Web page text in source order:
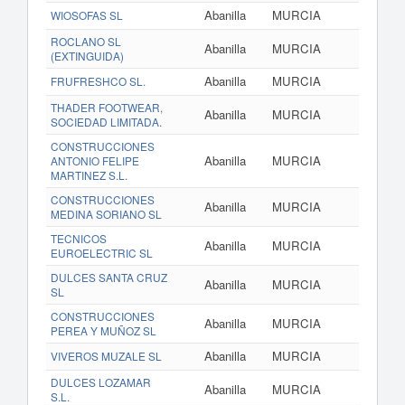
WIOSOFAS SL Abanilla MURCIA
ROCLANO SL
(EXTINGUIDA)
Abanilla MURCIA
FRUFRESHCO SL. Abanilla MURCIA
THADER FOOTWEAR,
SOCIEDAD LIMITADA.
Abanilla MURCIA
CONSTRUCCIONES
ANTONIO FELIPE
MARTINEZ S.L.
Abanilla MURCIA
CONSTRUCCIONES
MEDINA SORIANO SL
Abanilla MURCIA
TECNICOS
EUROELECTRIC SL
Abanilla MURCIA
DULCES SANTA CRUZ
SL
Abanilla MURCIA
CONSTRUCCIONES
PEREA Y MUÑOZ SL
Abanilla MURCIA
VIVEROS MUZALE SL Abanilla MURCIA
DULCES LOZAMAR
S.L.
Abanilla MURCIA